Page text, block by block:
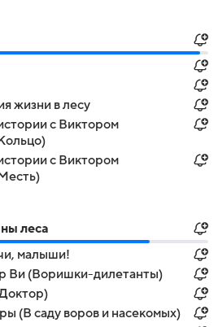
жизни в лесу
с Виктором
с Виктором
леса
малыши!
Ви (Воришки-дилетанты)
(В саду воров и насекомых)